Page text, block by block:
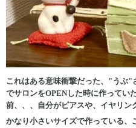
これはある意味衝撃だった、"うぶ"
でサロンをOPENした時に作ってい
前、、、自分がピアスや、イヤリン
かなり小さいサイズで作っている